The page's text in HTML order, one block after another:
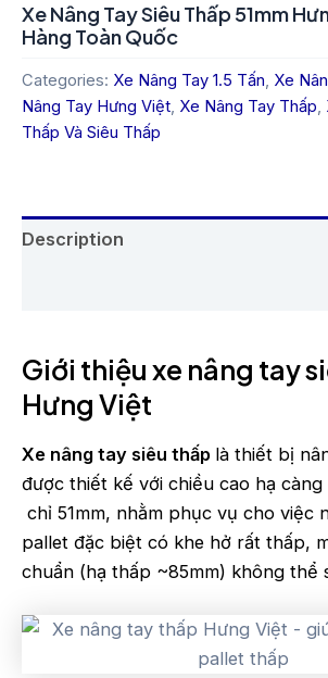
Xe Nâng Tay Siêu Thấp 51mm
Hàng Toàn Quốc
Categories: Xe Nâng Tay 1.5 Tấn, Xe
Nâng Tay Hưng Việt, Xe Nâng Tay Thấp,
Thấp Và Siêu Thấp
Description
Giới thiệu xe nâng tay
Hưng Việt
Xe nâng tay siêu thấp là thiết bị
được thiết kế với chiều cao hạ
chỉ 51mm, nhằm phục vụ cho việc
pallet đặc biệt có khe hở rất thấp,
chuẩn (hạ thấp ~85mm) không thể